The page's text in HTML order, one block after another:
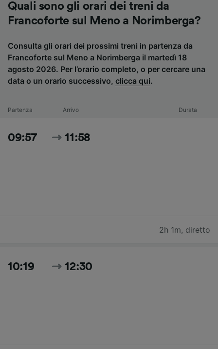
Quali sono gli orari dei treni da
Francoforte sul Meno a Norimberga?
Consulta gli orari dei prossimi treni in partenza da
Francoforte sul Meno a Norimberga il martedì 18
agosto 2026. Per l’orario completo, o per cercare una
data o un orario successivo, clicca qui.
Partenza Arrivo Durata
09:57 11:58
2h 1m, diretto
10:19 12:30